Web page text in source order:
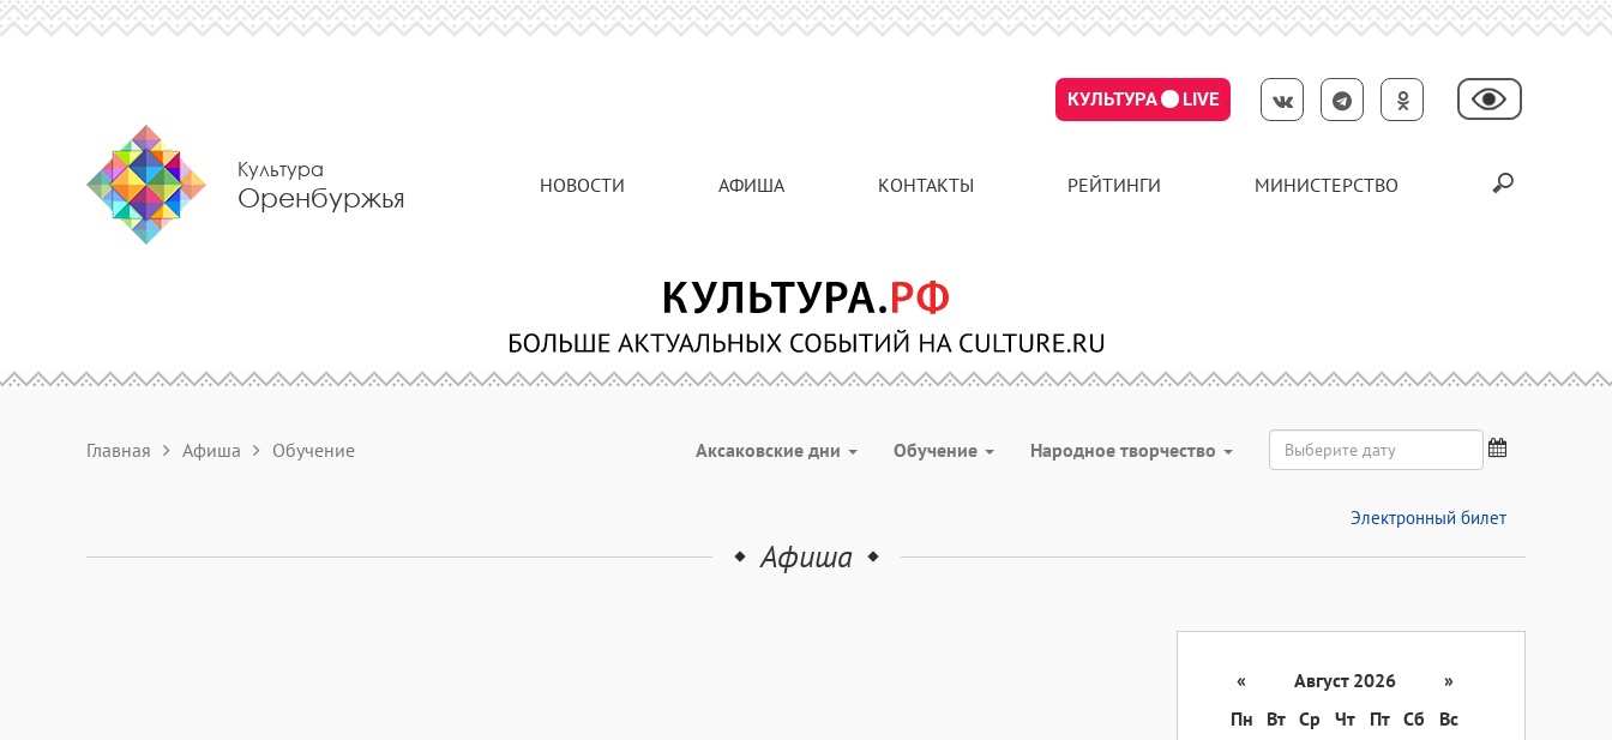
КУЛЬТУРА LIVE
Культура
Оренбуржья НОВОСТИ АФИША КОНТАКТЫ РЕЙТИНГИ МИНИСТЕРСТВО
Главная Афиша Обучение Аксаковские дни Обучение Народное творчество
Электронный билет
Афиша
« Август 2026
»
Пн
Вт Ср Чт Пт Сб
Вс